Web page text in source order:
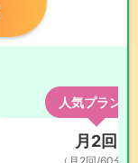
人気プラン！
月2回